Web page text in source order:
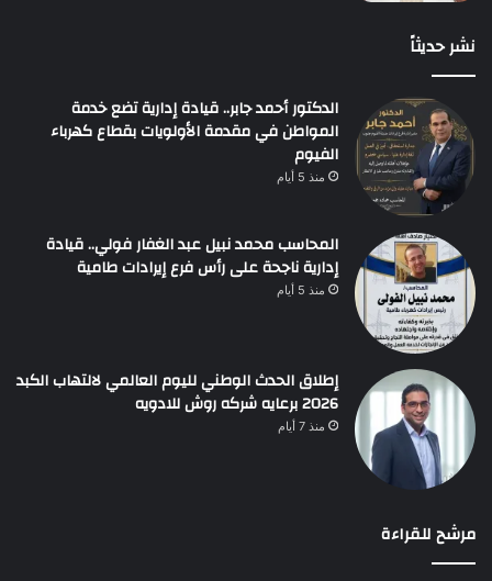
نشر حديثاً
الدكتور أحمد جابر.. قيادة إدارية تضع خدمة
المواطن في مقدمة الأولويات بقطاع كهرباء
الفيوم
منذ 5 أيام
المحاسب محمد نبيل عبد الغفار فولي.. قيادة
إدارية ناجحة على رأس فرع إيرادات طامية
منذ 5 أيام
إطلاق الحدث الوطني لليوم العالمي لالتهاب الكبد
2026 برعايه شركه روش للادويه
منذ 7 أيام
مرشح للقراءة